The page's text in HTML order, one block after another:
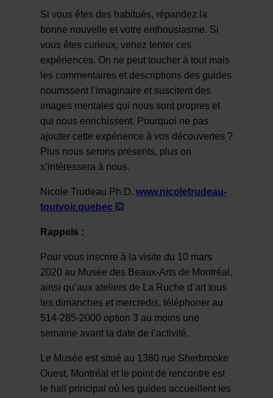
Si vous êtes des habitués, répandez la
bonne nouvelle et votre enthousiasme. Si
vous êtes curieux, venez tenter ces
expériences. On ne peut toucher à tout mais
les commentaires et descriptions des guides
nourrissent l’imaginaire et suscitent des
images mentales qui nous sont propres et
qui nous enrichissent. Pourquoi ne pas
ajouter cette expérience à vos découvertes ?
Plus nous serons présents, plus on
s’intéressera à nous.
Nicole Trudeau Ph.D. www.nicoletrudeau-
toutvoir.quebec
- Cet hyperlien s'ouvrira dans
Rappels :
Pour vous inscrire à la visite du 10 mars
2020 au Musée des Beaux-Arts de Montréal,
ainsi qu’aux ateliers de La Ruche d’art tous
les dimanches et mercredis, téléphoner au
514-285-2000 option 3 au moins une
semaine avant la date de l’activité.
Le Musée est situé au 1380 rue Sherbrooke
Ouest, Montréal et le point de rencontre est
le hall principal où les guides accueillent les